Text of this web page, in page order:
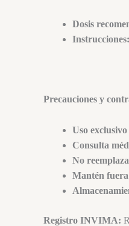
Dosis
Instrucciones:
Precauciones y
Uso
Consulta
No
Mantén fuera
Registro INVIMA: